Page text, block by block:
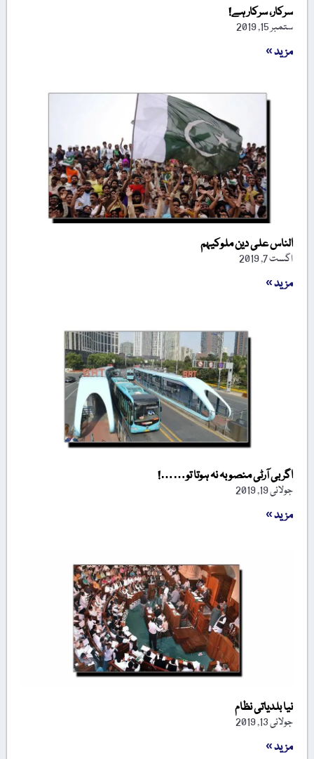
سرکار، سرکار ہے!
ستمبر 15, 2019
مزید »
الناس علی دین ملوکیہم
اگست 7, 2019
مزید »
اگر بی آرٹی منصوبہ نہ ہوتا تو……!
جولائی 19, 2019
مزید »
نیا بلدیاتی نظام
جولائی 13, 2019
مزید »